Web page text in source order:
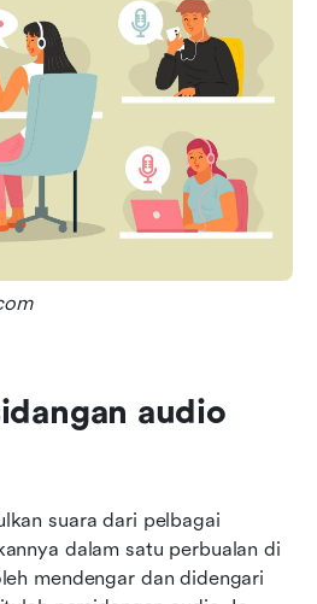
audio
suara dari pelbagai
dalam satu perbualan di
mendengar dan didengari